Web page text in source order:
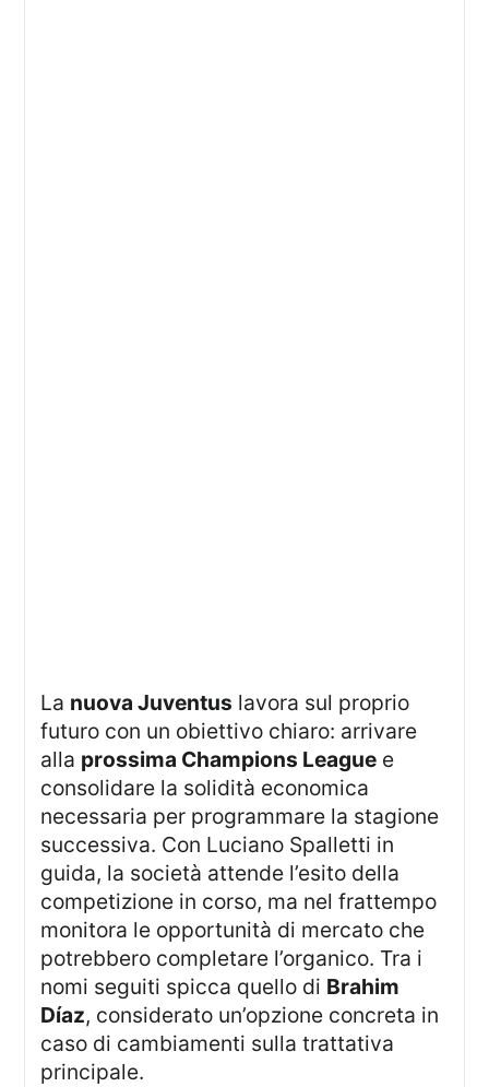
La nuova Juventus lavora sul proprio
futuro con un obiettivo chiaro: arrivare
alla prossima Champions League e
consolidare la solidità economica
necessaria per programmare la stagione
successiva. Con Luciano Spalletti in
guida, la società attende l’esito della
competizione in corso, ma nel frattempo
monitora le opportunità di mercato che
potrebbero completare l’organico. Tra i
nomi seguiti spicca quello di Brahim
Díaz, considerato un’opzione concreta in
caso di cambiamenti sulla trattativa
principale.